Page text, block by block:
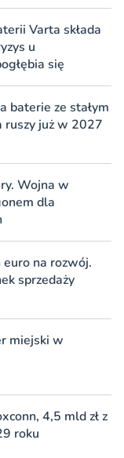
Varta składa
u
się
baterie ze stałym
już w 2027
Wojna w
dla
na rozwój.
sprzedaży
miejski w
4,5 mld zł z
roku